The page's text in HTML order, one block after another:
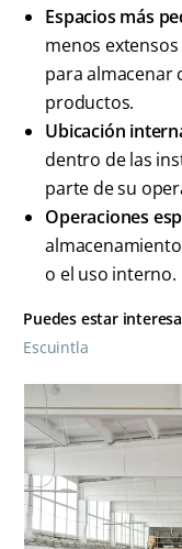
Espacios más
menos
para almacenar
productos.
Ubicación
dentro de las
parte de su
Operaciones
o el uso interno.
Puedes estar
Escuintla